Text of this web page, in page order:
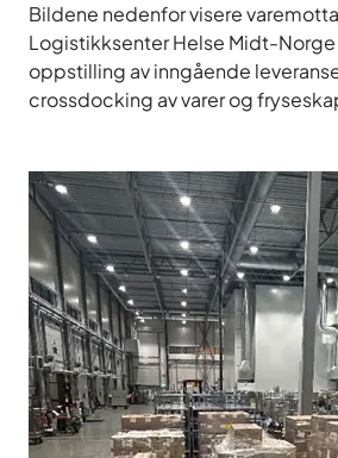
Bildene nedenfor visere
Logistikksenter Helse Midt-
oppstilling av inngående
crossdocking av varer og